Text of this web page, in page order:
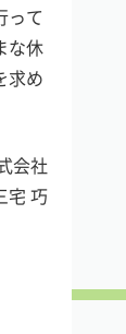
って
な休
求め
会社
巧